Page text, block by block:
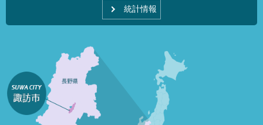
統計情報